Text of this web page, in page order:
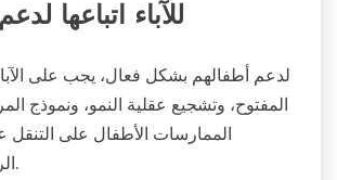
للآباء اتباعها
لدعم أطفالهم بشكل فعال، يجب على
المفتوح، وتشجيع عقلية النمو، ونموذج
الممارسات الأطفال على التنقل
الرياضات الشبابية.